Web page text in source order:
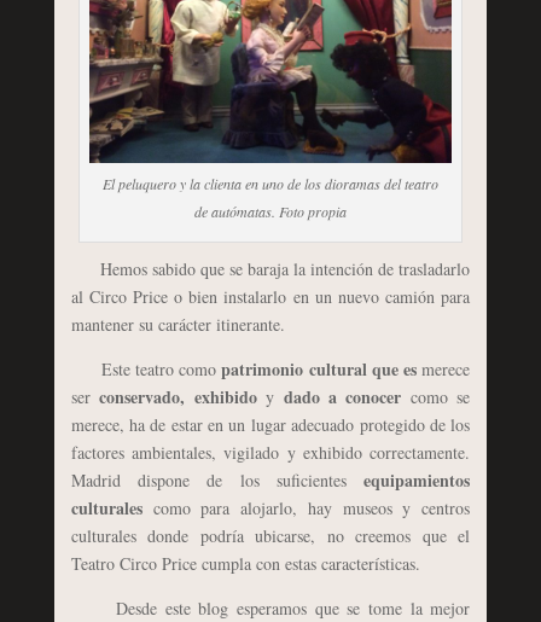
El peluquero y la clienta en uno de los dioramas del teatro
de autómatas. Foto propia
Hemos sabido que se baraja la intención de trasladarlo
al Circo Price o bien instalarlo en un nuevo camión para
mantener su carácter itinerante.
Este teatro comopatrimonio cultural que es merece
serconservado, exhibidoy dado a conocer como se
merece, ha de estar en un lugar adecuado protegido de los
factores ambientales, vigilado y exhibido correctamente.
Madrid dispone de los suficientesequipamientos
culturalescomo para alojarlo, hay museos y centros
culturales donde podría ubicarse, no creemos que el
Teatro Circo Price cumpla con estas características.
Desde este blog esperamos que se tome la mejor